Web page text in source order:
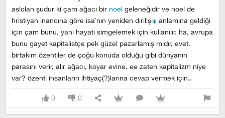
aslolan şudur ki çam ağacı bir noel geleneğidir ve noel de
hristiyan inancına göre isa`nın yeniden dirilişi
anlamına geldiği
için çam bunu, yani hayatı simgelemek için kullanılır. ha, avrupa
bunu gayet kapitalistçe pek güzel pazarlamış mıdır, evet.
birtakım özentiler de çoğu konuda olduğu gibi dünyanın
parasını verir, alır ağacı, koyar evine. ee zaten kapitalizm niye
var? özenti insanların ihtiyaç(?)larına cevap vermek için..
0 0